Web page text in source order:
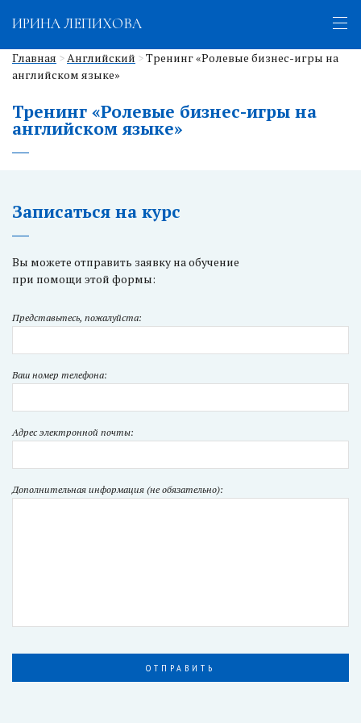
ИРИНА ЛЕПИХОВА
Главная >Английский >Тренинг «Ролевые бизнес-игры на
английском языке»
Тренинг «Ролевые бизнес-игры на
английском языке»
Записаться на курс
Вы можете отправить заявку на обучение
при помощи этой формы:
Представьтесь, пожалуйста:
Ваш номер телефона:
Адрес электронной почты:
Дополнительная информация (не обязательно):